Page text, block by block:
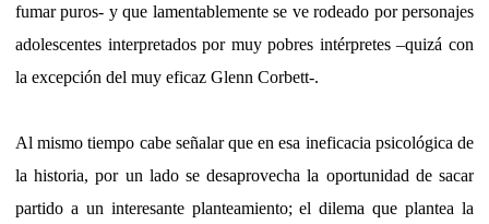
fumar puros- y que lamentablemente se ve rodeado por personajes
adolescentes interpretados por muy pobres intérpretes –quizá con
la excepción del muy eficaz Glenn Corbett-.
Al mismo tiempo cabe señalar que en esa ineficacia psicológica de
la historia, por un lado se desaprovecha la oportunidad de sacar
partido a un interesante planteamiento; el dilema que plantea la